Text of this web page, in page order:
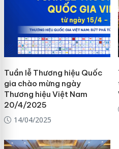
Tuần lễ Thương hiệu Quốc
gia chào mừng ngày
Thương hiệu Việt Nam
20/4/2025
14/04/2025